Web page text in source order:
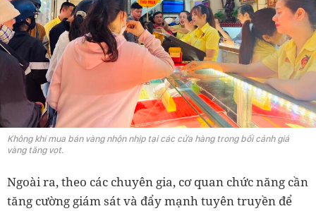
Không khí mua bán vàng nhộn nhịp tại các cửa hàng trong bối cảnh giá
vàng tăng vọt.
Ngoài ra, theo các chuyên gia, cơ quan chức năng cần
tăng cường giám sát và đẩy mạnh tuyên truyền để